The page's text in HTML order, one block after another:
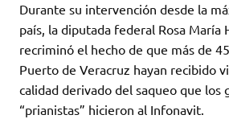
Durante su intervención desde la
país, la diputada federal Rosa María
recriminó el hecho de que más de
Puerto de Veracruz hayan recibido
calidad derivado del saqueo que los
“prianistas” hicieron al Infonavit.